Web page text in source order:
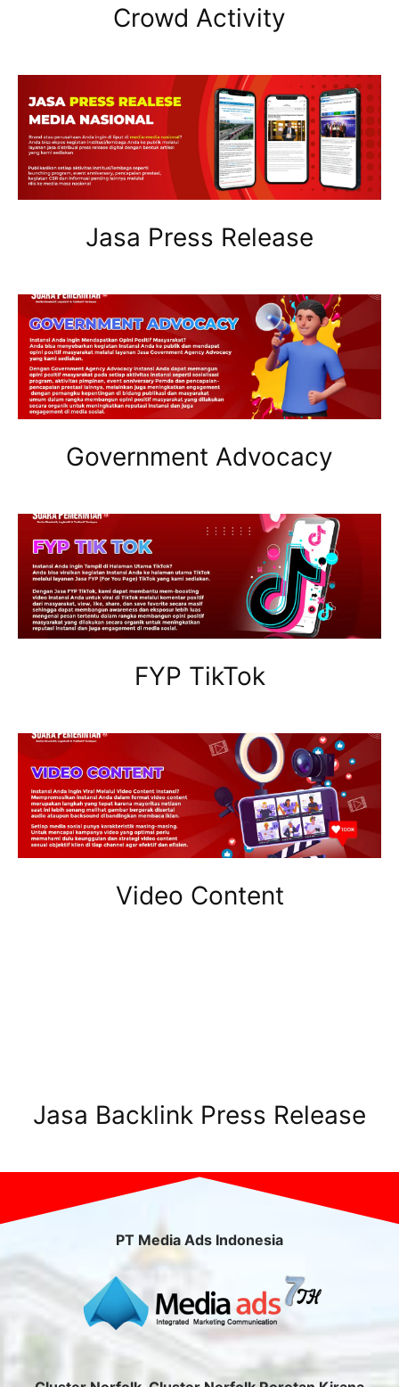
Crowd Activity
Jasa Press Release
Government Advocacy
FYP TikTok
Video Content
Jasa Backlink Press Release
PT Media Ads Indonesia